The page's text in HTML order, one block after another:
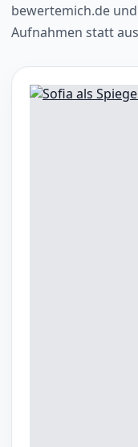
bewertemich.de
Aufnahmen statt